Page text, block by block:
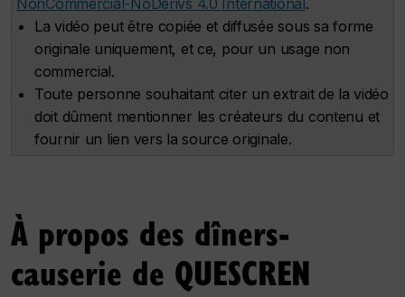
NonCommercial-NoDerivs 4.0 International.
La vidéo peut être copiée et diffusée sous sa forme
originale uniquement, et ce, pour un usage non
commercial.
Toute personne souhaitant citer un extrait de la vidéo
doit dûment mentionner les créateurs du contenu et
fournir un lien vers la source originale.
À propos des dîners-
causerie de QUESCREN